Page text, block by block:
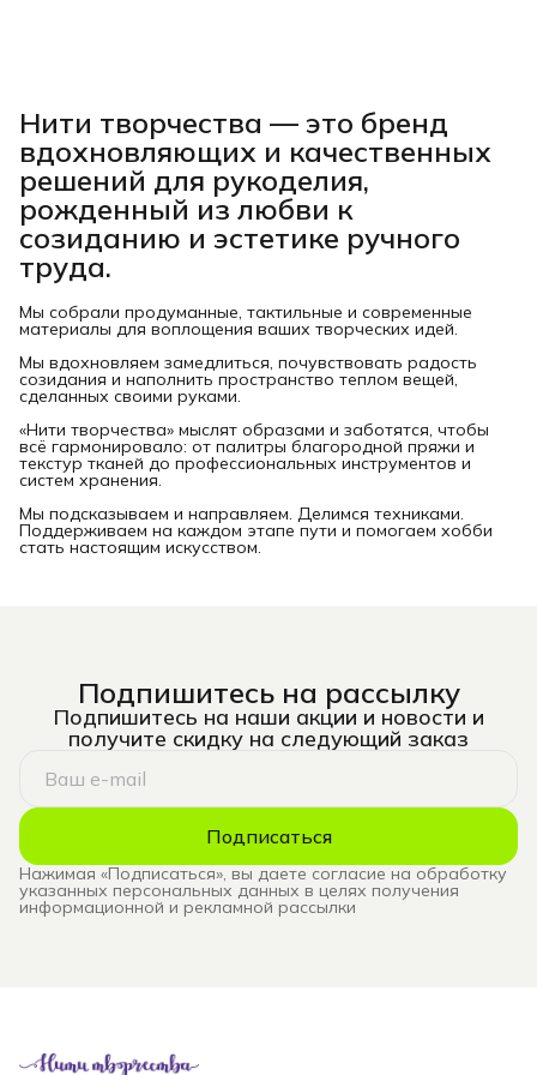
Нити творчества — это бренд
вдохновляющих и качественных
решений для рукоделия,
рожденный из любви к
созиданию и эстетике ручного
труда.
Мы собрали продуманные, тактильные и современные
материалы для воплощения ваших творческих идей.
Мы вдохновляем замедлиться, почувствовать радость
созидания и наполнить пространство теплом вещей,
сделанных своими руками.
«Нити творчества» мыслят образами и заботятся, чтобы
всё гармонировало: от палитры благородной пряжи и
текстур тканей до профессиональных инструментов и
систем хранения.
Мы подсказываем и направляем. Делимся техниками.
Поддерживаем на каждом этапе пути и помогаем хобби
стать настоящим искусством.
Подпишитесь на рассылку
Подпишитесь на наши акции и новости и
получите скидку на следующий заказ
Подписаться
Нажимая «Подписаться», вы даете согласие на обработку
указанных персональных данных в целях получения
информационной и рекламной рассылки